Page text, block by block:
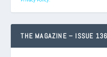
THE MAGAZINE – ISSUE 136